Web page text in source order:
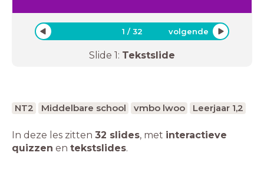
1 /32 volgende
Slide 1: Tekstslide
NT2 Middelbare school vmbo lwoo Leerjaar 1,2
In deze les zitten 32 slides, met interactieve
quizzen en tekstslides.